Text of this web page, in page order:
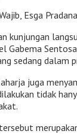
Esga
Gabema
sedang dalam
juga
tidak